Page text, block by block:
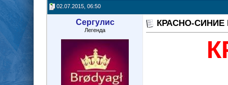
02.07.2015, 06:50
Сергулис
Легенда
КРАСНО-